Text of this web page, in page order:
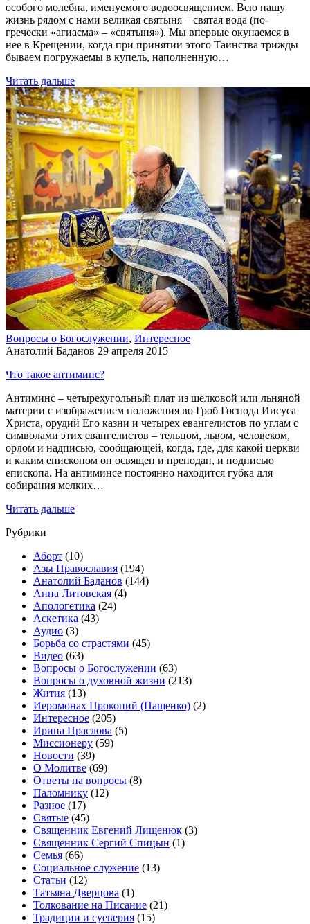
особого молебна, именуемого водоосвящением. Всю нашу
жизнь рядом с нами великая святыня – святая вода (по-
гречески «агиасма» – «святыня»). Мы впервые окунаемся в
нее в Крещении, когда при принятии этого Таинства трижды
бываем погружаемы в купель, наполненную…
Читать дальше
Вопросы о Богослужении, Интересное
Анатолий Баданов 29 апреля 2015
Что такое антиминс?
Антиминс – четырехугольный плат из шелковой или льняной
материи с изображением положения во Гроб Господа Иисуса
Христа, орудий Его казни и четырех евангелистов по углам с
символами этих евангелистов – тельцом, львом, человеком,
орлом и надписью, сообщающей, когда, где, для какой церкви
и каким епископом он освящен и преподан, и подписью
епископа. На антиминсе постоянно находится губка для
собирания мелких…
Читать дальше
Рубрики
Аборт (10)
Азы Православия (194)
Анатолий Баданов (144)
Анна Литовская (4)
Апологетика (24)
Аскетика (43)
Аудио (3)
Борьба со страстями (45)
Видео (63)
Вопросы о Богослужении (63)
Вопросы о духовной жизни (213)
Жития (13)
Иеромонах Прокопий (Пащенко) (2)
Интересное (205)
Ирина Праслова (5)
Миссионеру (59)
Новости (39)
О Молитве (69)
Ответы на вопросы (8)
Паломнику (12)
Разное (17)
Святые (45)
Священник Евгений Лищенюк (3)
Священник Сергий Спицын (1)
Семья (66)
Социальное служение (13)
Статьи (12)
Татьяна Дверцова (1)
Толкование на Писание (21)
Традиции и суеверия (15)